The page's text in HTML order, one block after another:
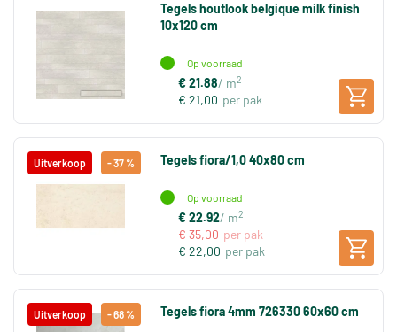
Tegels houtlook belgique milk finish
10x120 cm
Op voorraad
€ 21.88/ m2
€ 21,00 per pak
Uitverkoop - 37 % Tegels fiora/1,0 40x80 cm
Op voorraad
€ 22.92/ m2
€ 35,00 per pak
€ 22,00 per pak
Uitverkoop - 68 % Tegels fiora 4mm 726330 60x60 cm